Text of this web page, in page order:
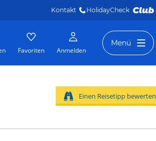
Kontakt HolidayCheck
Favoriten Anmelden
Menü
Einen Reisetipp bewerten